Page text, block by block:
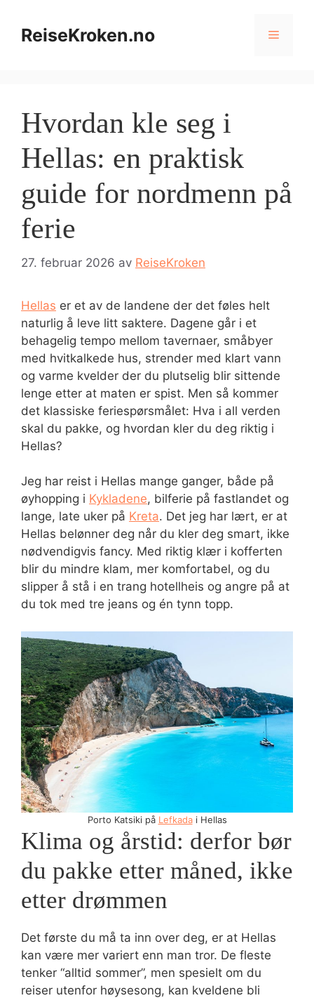
innholdReiseKroken.no Meny
Hvordan kle seg i
Hellas: en praktisk
guide for nordmenn på
ferie
27. februar 2026 av ReiseKroken
Hellas er et av de landene der det føles helt
naturlig å leve litt saktere. Dagene går i et
behagelig tempo mellom tavernaer, småbyer
med hvitkalkede hus, strender med klart vann
og varme kvelder der du plutselig blir sittende
lenge etter at maten er spist. Men så kommer
det klassiske feriespørsmålet: Hva i all verden
skal du pakke, og hvordan kler du deg riktig i
Hellas?
Jeg har reist i Hellas mange ganger, både på
øyhopping i Kykladene, bilferie på fastlandet og
lange, late uker på Kreta. Det jeg har lært, er at
Hellas belønner deg når du kler deg smart, ikke
nødvendigvis fancy. Med riktig klær i kofferten
blir du mindre klam, mer komfortabel, og du
slipper å stå i en trang hotellheis og angre på at
du tok med tre jeans og én tynn topp.
Porto Katsiki på Lefkadai Hellas
Klima og årstid: derfor bør
du pakke etter måned, ikke
etter drømmen
Det første du må ta inn over deg, er at Hellas
kan være mer variert enn man tror. De fleste
tenker “alltid sommer”, men spesielt om du
reiser utenfor høysesong, kan kveldene bli